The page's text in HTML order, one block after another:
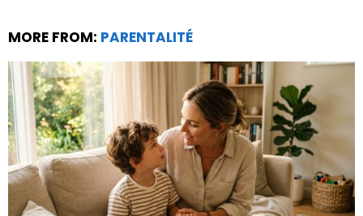
MORE FROM: PARENTALITÉ